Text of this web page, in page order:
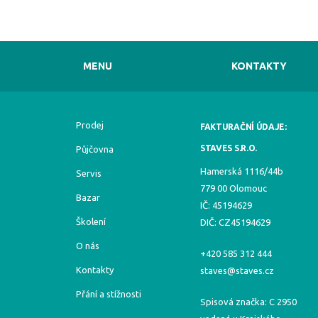
MENU KONTAKTY
Prodej
Půjčovna
Servis
Bazar
Školení
O nás
Kontakty
Přání a stížnosti
FAKTURAČNÍ ÚDAJE:
STAVES S.R.O.
Hamerská 1116/44b
779 00 Olomouc
IČ: 45194629
DIČ: CZ45194629
+420 585 312 444
staves@staves.cz
Spisová značka: C 2950